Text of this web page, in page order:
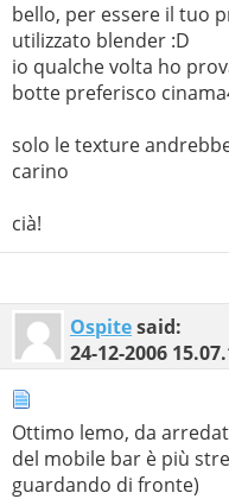
bello, per essere il tuo
utilizzato blender :D
io qualche volta ho
botte preferisco
solo le texture
carino
cià!
Ospitesaid:
24-12-2006
Ottimo lemo, da
del mobile bar è più
guardando di fronte)